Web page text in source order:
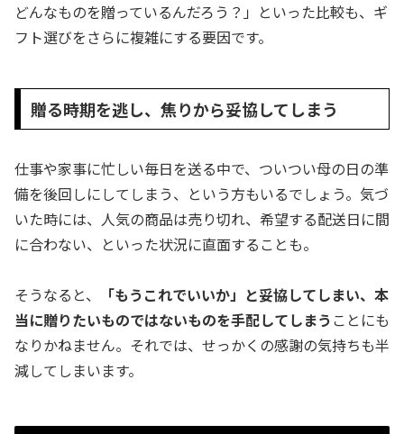
どんなものを贈っているんだろう？」といった比較も、ギ
フト選びをさらに複雑にする要因です。
贈る時期を逃し、焦りから妥協してしまう
仕事や家事に忙しい毎日を送る中で、ついつい母の日の準
備を後回しにしてしまう、という方もいるでしょう。気づ
いた時には、人気の商品は売り切れ、希望する配送日に間
に合わない、といった状況に直面することも。
そうなると、
「もうこれでいいか」と妥協してしまい、本
当に贈りたいものではないものを手配してしまう ことにも
なりかねません。それでは、せっかくの感謝の気持ちも半
減してしまいます。